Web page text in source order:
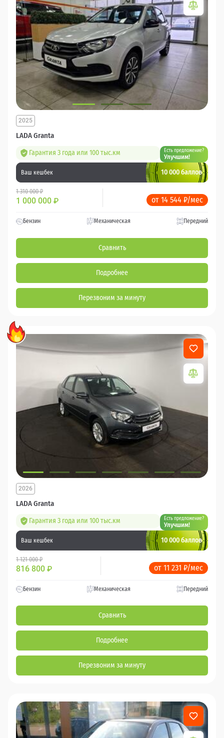
LADA Granta
2025
Гарантия 3 года или 100 тыс.км Есть предложение?
Улучшим!
Ваш кешбек 10 000 баллов
1 310 000 ₽
1 000 000 ₽ от 14 544 ₽/мес
Бензин Механическая Передний
Сравнить
Подробнее
Перезвоним за минуту
LADA Granta
2026
Гарантия 3 года или 100 тыс.км Есть предложение?
Улучшим!
Ваш кешбек 10 000 баллов
1 121 000 ₽
816 800 ₽ от 11 231 ₽/мес
Бензин Механическая Передний
Сравнить
Подробнее
Перезвоним за минуту